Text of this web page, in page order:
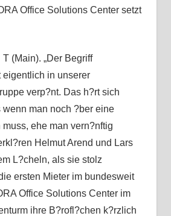
Office Solutions Center setzt
(Main). „Der Begriff
eigentlich in unserer
verp?nt. Das h?rt sich
wenn man noch ?ber eine
ehe man vern?nftig
Helmut Arend und Lars
L?cheln, als sie stolz
ersten Mieter im bundesweit
Office Solutions Center im
ihre B?rofl?chen k?rzlich